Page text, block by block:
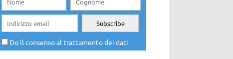
Do il consenso al trattamento dei dati